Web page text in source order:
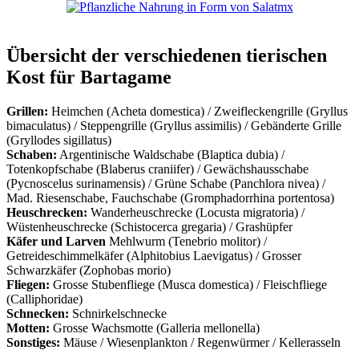
Übersicht der verschiedenen tierischen
Kost für Bartagame
Grillen: Heimchen (Acheta domestica) / Zweifleckengrille (Gryllus
bimaculatus) / Steppengrille (Gryllus assimilis) / Gebänderte Grille
(Gryllodes sigillatus)
Schaben: Argentinische Waldschabe (Blaptica dubia) /
Totenkopfschabe (Blaberus craniifer) / Gewächshausschabe
(Pycnoscelus surinamensis) / Grüne Schabe (Panchlora nivea) /
Mad. Riesenschabe, Fauchschabe (Gromphadorrhina portentosa)
Heuschrecken: Wanderheuschrecke (Locusta migratoria) /
Wüstenheuschrecke (Schistocerca gregaria) / Grashüpfer
Käfer und Larven Mehlwurm (Tenebrio molitor) /
Getreideschimmelkäfer (Alphitobius Laevigatus) / Grosser
Schwarzkäfer (Zophobas morio)
Fliegen: Grosse Stubenfliege (Musca domestica) / Fleischfliege
(Calliphoridae)
Schnecken: Schnirkelschnecke
Motten: Grosse Wachsmotte (Galleria mellonella)
Sonstiges: Mäuse / Wiesenplankton / Regenwürmer / Kellerasseln